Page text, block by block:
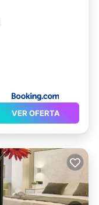
VER OFERTA